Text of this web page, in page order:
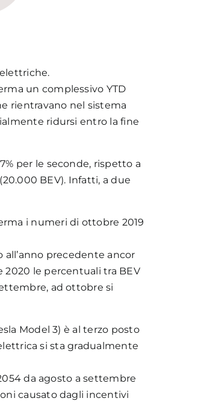
un complessivo YTD
rientravano nel sistema
ridursi entro la fine
per le seconde, rispetto a
BEV). Infatti, a due
i numeri di ottobre 2019
precedente ancor
2020 le percentuali tra BEV
ad ottobre si
Model 3) è al terzo posto
si sta gradualmente
da agosto a settembre
causato dagli incentivi